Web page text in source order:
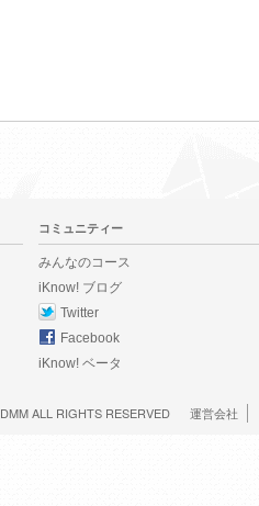
コミュニティー
みんなのコース
iKnow! ブログ
Twitter
Facebook
iKnow! ベータ
DMMALL RIGHTS RESERVED 運営会社